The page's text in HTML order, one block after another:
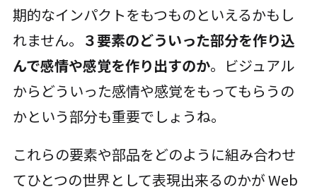
期的なインパクトをもつものといえるかもし
れません。 ３要素のどういった部分を作り込
んで感情や感覚を作り出すのか。ビジュアル
からどういった感情や感覚をもってもらうの
かという部分も重要でしょうね。
これらの要素や部品をどのように組み合わせ
てひとつの世界として表現出来るのかが Web